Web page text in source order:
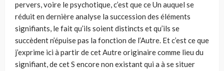
pervers, voire le psychotique, c’est que ce Un auquel se
réduit en dernière analyse la succession des éléments
signifiants, le fait qu’ils soient distincts et qu’ils se
succèdent n’épuise pas la fonction de l’Autre. Et c’est ce que
j’exprime ici à partir de cet Autre originaire comme lieu du
signifiant, de cet S encore non existant qui a à se situer